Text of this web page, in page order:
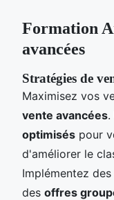
Formation
avancées
Stratégies de
Maximisez vos
vente avancées.
optimisés pour
d'améliorer le
Implémentez des
des offres